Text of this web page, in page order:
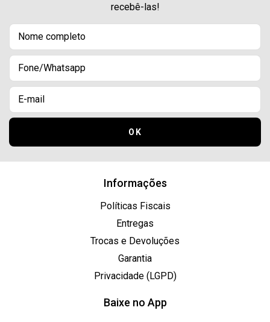
recebê-las!
Informações
Políticas Fiscais
Entregas
Trocas e Devoluções
Garantia
Privacidade (LGPD)
Baixe no App